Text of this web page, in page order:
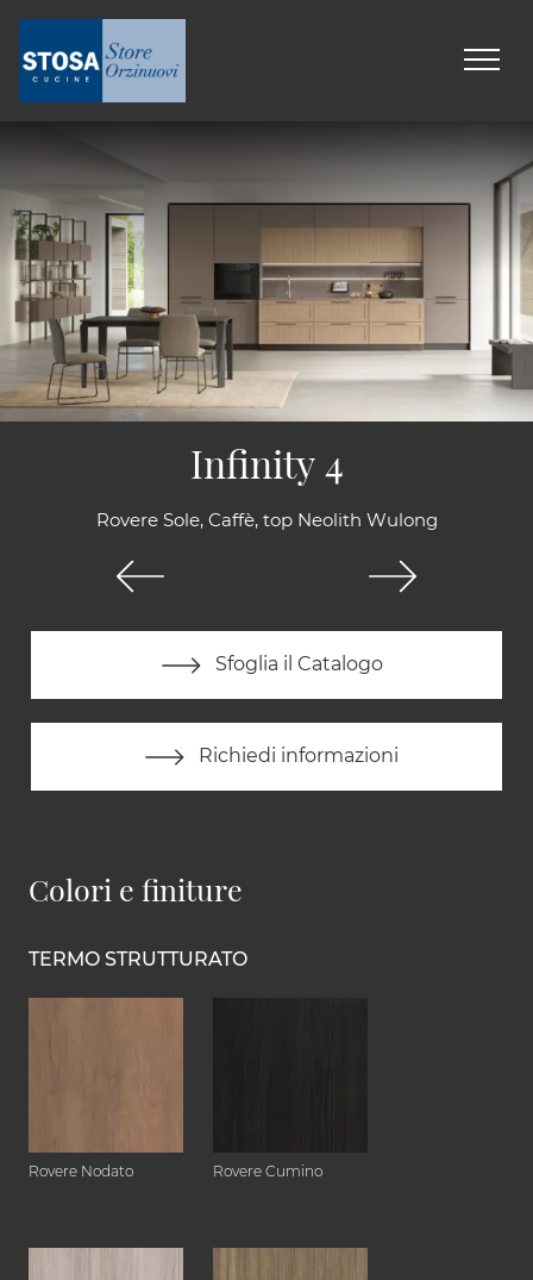
Rovere Sole, Caffè, top Neolith Wulong
Sfoglia il Catalogo
Richiedi informazioni
Infinity 4
Colori e finiture
TERMO STRUTTURATO
Rovere Nodato Rovere Cumino